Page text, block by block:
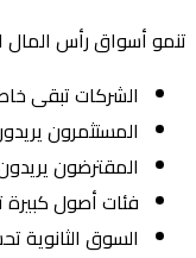
تنمو أسواق رأس المال
الشركات تبقى
المستثمرون
المقترضون
فئات أصول كبيرة
السوق الثانوية